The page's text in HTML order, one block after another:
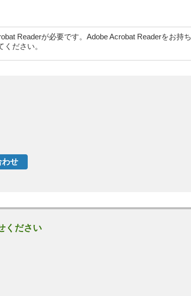
Readerが必要です。Adobe Acrobat Readerをお持ち
ださい。
ください